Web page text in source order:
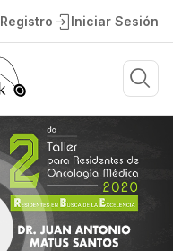
Registro Iniciar Sesión